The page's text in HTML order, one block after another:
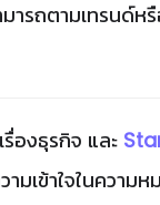
ารถตามเทรนด์ห
รื่องธุรกิจ และ
มเข้าใจในความห